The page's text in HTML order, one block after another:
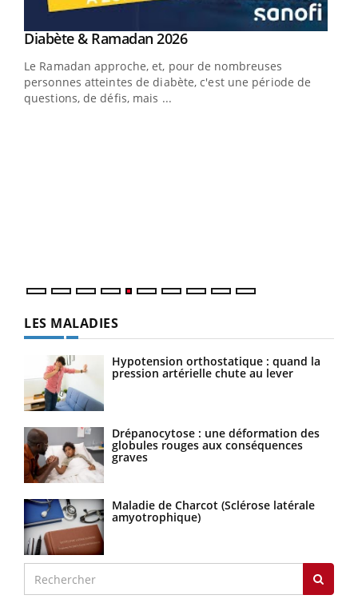
Youtube
Diabète & Ramadan 2026Youtube
Le Ramadan approche, et, pour de nombreuses
personnes atteintes de diabète, c'est une période de
questions, de défis, mais ...
LES MALADIES
Hypotension orthostatique : quand la
pression artérielle chute au lever
Drépanocytose : une déformation des
globules rouges aux conséquences
graves
Maladie de Charcot (Sclérose latérale
amyotrophique)